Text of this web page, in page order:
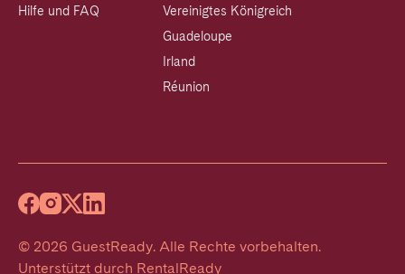
Hilfe und FAQ
Vereinigtes Königreich
Guadeloupe
Irland
Réunion
© 2026 GuestReady. Alle Rechte vorbehalten.
Unterstützt durch RentalReady